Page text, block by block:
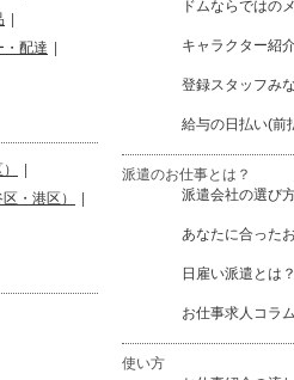
・配達
・港区）
ドムならではの
キャラクター紹
登録スタッフみ
給与の日払い(前
派遣のお仕事とは？
派遣会社の選び
あなたに合った
日雇い派遣とは？
お仕事求人コラム
使い方